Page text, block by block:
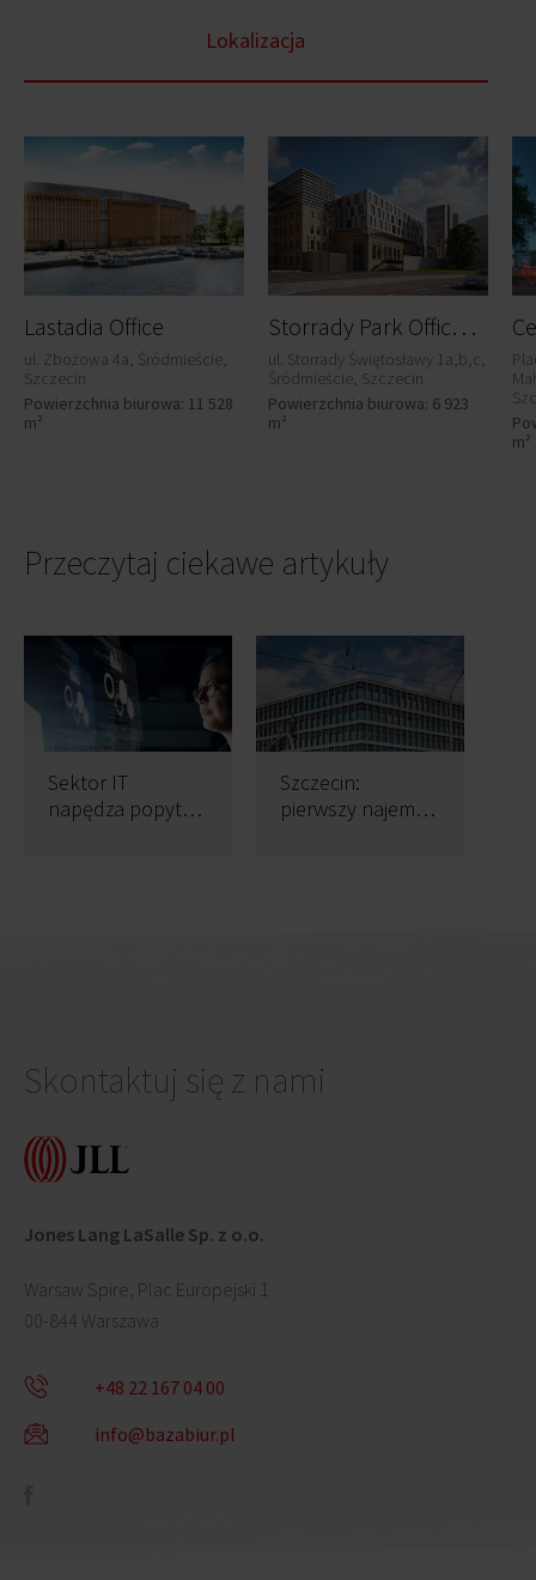
Lokalizacja
Lastadia Office
ul. Zbożowa 4a, Śródmieście,
Szczecin
Powierzchnia biurowa: 11 528
m²
S
torrady Park Offices Elektrownia&Szpilka
ul. Storrady Świętosławy 1a,b,c,
Śródmieście, Szczecin
Powierzchnia biurowa: 6 923
m²
m²
Przeczytaj ciekawe artykuły
Sektor IT
napędza popyt
Szczecin:
pierwszy najemca
Skontaktuj się z nami
Jones Lang LaSalle Sp. z o.o.
Warsaw Spire, Plac Europejski 1
00-844 Warszawa
+48 22 167 04 00
info@bazabiur.pl